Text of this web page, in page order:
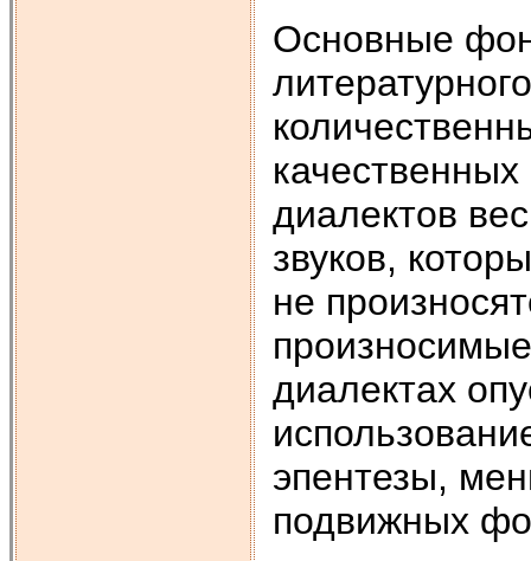
Основные
диалектов
звуков,
не
диалектах
эпентезы,
подвижных